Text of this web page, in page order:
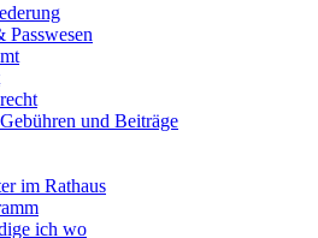
Passwesen
und Beiträge
im Rathaus
ich wo